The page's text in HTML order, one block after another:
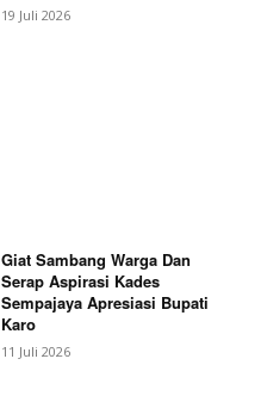
19 Juli 2026
Giat Sambang Warga Dan
Serap Aspirasi Kades
Sempajaya Apresiasi Bupati
Karo
11 Juli 2026